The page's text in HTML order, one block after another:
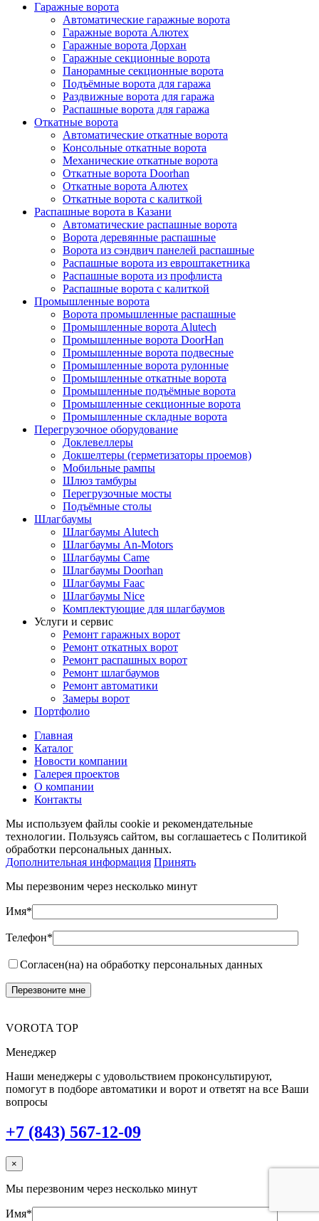
Гаражные ворота
Автоматические гаражные ворота
Гаражные ворота Алютех
Гаражные ворота Дорхан
Гаражные секционные ворота
Панорамные секционные ворота
Подъёмные ворота для гаража
Раздвижные ворота для гаража
Распашные ворота для гаража
Откатные ворота
Автоматические откатные ворота
Консольные откатные ворота
Механические откатные ворота
Откатные ворота Doorhan
Откатные ворота Алютех
Откатные ворота с калиткой
Распашные ворота в Казани
Автоматические распашные ворота
Ворота деревянные распашные
Ворота из сэндвич панелей распашные
Распашные ворота из евроштакетника
Распашные ворота из профлиста
Распашные ворота с калиткой
Промышленные ворота
Ворота промышленные распашные
Промышленные ворота Alutech
Промышленные ворота DoorHan
Промышленные ворота подвесные
Промышленные ворота рулонные
Промышленные откатные ворота
Промышленные подъёмные ворота
Промышленные секционные ворота
Промышленные складные ворота
Перегрузочное оборудование
Доклевеллеры
Докшелтеры (герметизаторы проемов)
Мобильные рампы
Шлюз тамбуры
Перегрузочные мосты
Подъёмные столы
Шлагбаумы
Шлагбаумы Alutech
Шлагбаумы An-Motors
Шлагбаумы Came
Шлагбаумы Doorhan
Шлагбаумы Faac
Шлагбаумы Nice
Комплектующие для шлагбаумов
Услуги и сервис
Ремонт гаражных ворот
Ремонт откатных ворот
Ремонт распашных ворот
Ремонт шлагбаумов
Ремонт автоматики
Замеры ворот
Портфолио
Главная
Каталог
Новости компании
Галерея проектов
О компании
Контакты
Мы используем файлы cookie и рекомендательные
технологии. Пользуясь сайтом, вы соглашаетесь с Политикой
обработки персональных данных.
Дополнительная информация Принять
Мы перезвоним через несколько минут
Имя*
Телефон*
Согласен(на) на обработку персональных данных
VOROTA TOP
Менеджер
Наши менеджеры с удовольствием проконсультируют,
помогут в подборе автоматики и ворот и ответят на все Ваши
вопросы
+7 (843) 567-12-09
×
Мы перезвоним через несколько минут
Имя*